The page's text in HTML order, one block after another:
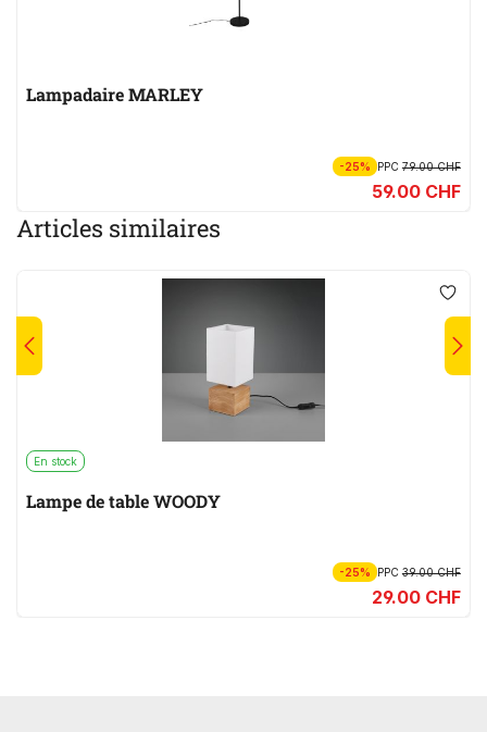
Lampadaire MARLEY
-25% PPC79.00 CHF
59.00 CHF
Articles similaires
En stock
Lampe de table WOODY
-25% PPC39.00 CHF
29.00 CHF